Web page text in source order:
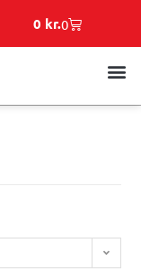
0 kr.0